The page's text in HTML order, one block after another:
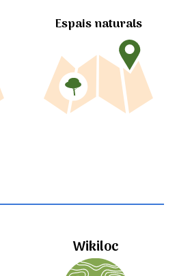
Espais naturals
Wikiloc